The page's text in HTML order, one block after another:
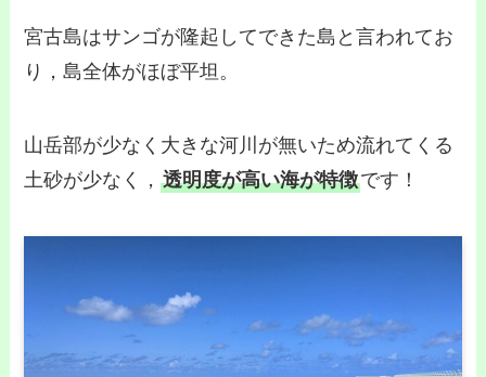
宮古島はサンゴが隆起してできた島と言われてお
り，島全体がほぼ平坦。
山岳部が少なく大きな河川が無いため流れてくる
土砂が少なく，透明度が高い海が特徴です！